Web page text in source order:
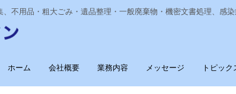
不用品・粗大ごみ・遺品整理・一般廃棄物・機密文書処理、感
ホーム 会社概要 業務内容 メッセージ トピック